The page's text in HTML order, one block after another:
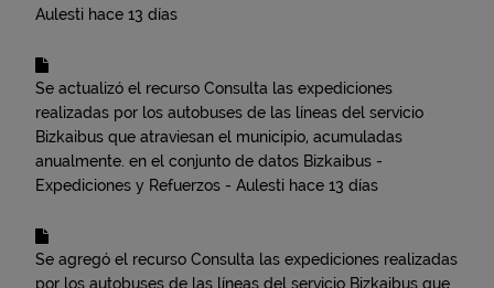
Aulesti hace 13 días
Se actualizó el recurso Consulta las expediciones
realizadas por los autobuses de las líneas del servicio
Bizkaibus que atraviesan el municipio, acumuladas
anualmente. en el conjunto de datos Bizkaibus -
Expediciones y Refuerzos - Aulesti hace 13 días
Se agregó el recurso Consulta las expediciones realizadas
por los autobuses de las líneas del servicio Bizkaibus que